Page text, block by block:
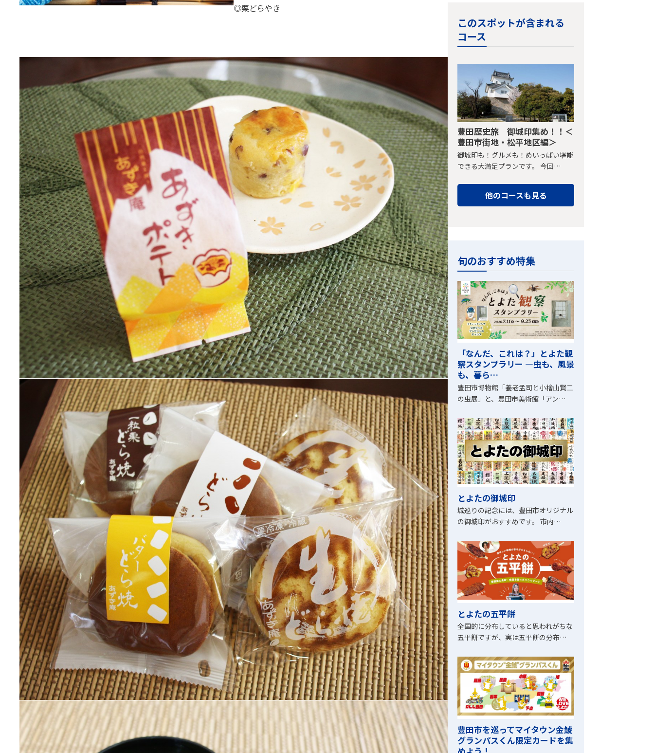
◎栗どらやき
このスポットが含まれる
コース
豊田歴史旅 御城印集め！！＜
豊田市街地・松平地区編＞
御城印も！グルメも！めいっぱい堪能
できる大満足プランです。 今回…
他のコースも見る
旬のおすすめ特集
「なんだ、これは？」とよた観
察スタンプラリー ―虫も、風景
も、暮ら…
豊田市博物館「養老孟司と小檜山賢二
の虫展」と、豊田市美術館「アン…
とよたの御城印
城巡りの記念には、豊田市オリジナル
の御城印がおすすめです。 市内…
とよたの五平餅
全国的に分布していると思われがちな
五平餅ですが、実は五平餅の分布…
豊田市を巡ってマイタウン金鯱
グランパスくん限定カードを集